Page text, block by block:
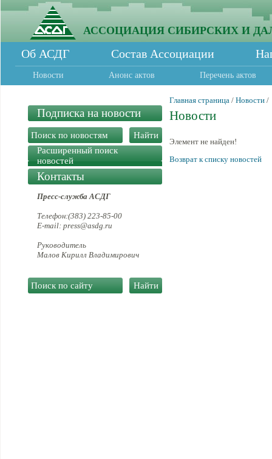
АССОЦИАЦИЯ СИБИРСКИХ И
Об АСДГ Состав Ассоциации
Новости Анонс актов Перечень актов
Подписка на новости
Расширенный поиск
новостей
Контакты
Пресс-служба АСДГ
Телефон:(383) 223-85-00
E-mail: press@asdg.ru
Руководитель
Малов Кирилл Владимирович
Главная страница / Новости /
Новости
Элемент не найден!
Возврат к списку новостей